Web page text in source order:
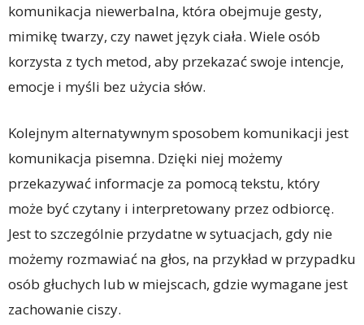
komunikacja niewerbalna, która obejmuje gesty,
mimikę twarzy, czy nawet język ciała. Wiele osób
korzysta z tych metod, aby przekazać swoje intencje,
emocje i myśli bez użycia słów.
Kolejnym alternatywnym sposobem komunikacji jest
komunikacja pisemna. Dzięki niej możemy
przekazywać informacje za pomocą tekstu, który
może być czytany i interpretowany przez odbiorcę.
Jest to szczególnie przydatne w sytuacjach, gdy nie
możemy rozmawiać na głos, na przykład w przypadku
osób głuchych lub w miejscach, gdzie wymagane jest
zachowanie ciszy.